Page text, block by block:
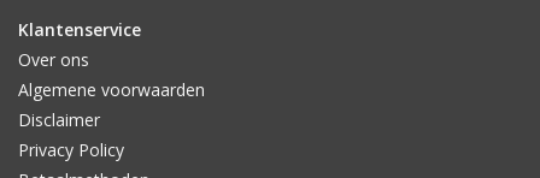
Klantenservice
Over ons
Algemene voorwaarden
Disclaimer
Privacy Policy